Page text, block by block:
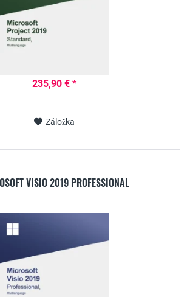
235,90 € *
Záložka
VISIO 2019 PROFESSIONAL